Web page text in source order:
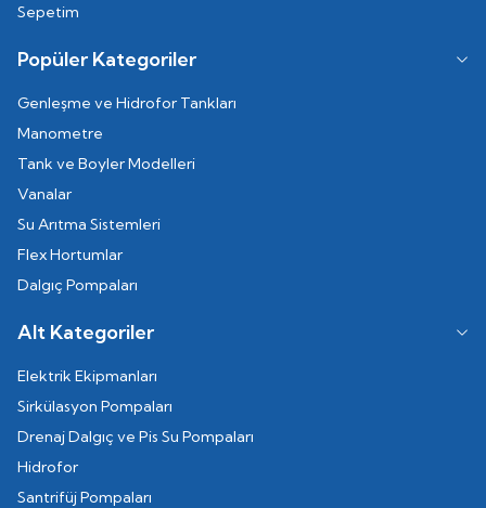
Sepetim
Popüler Kategoriler
Genleşme ve Hidrofor Tankları
Manometre
Tank ve Boyler Modelleri
Vanalar
Su Arıtma Sistemleri
Flex Hortumlar
Dalgıç Pompaları
Alt Kategoriler
Elektrik Ekipmanları
Sirkülasyon Pompaları
Drenaj Dalgıç ve Pis Su Pompaları
Hidrofor
Santrifüj Pompaları